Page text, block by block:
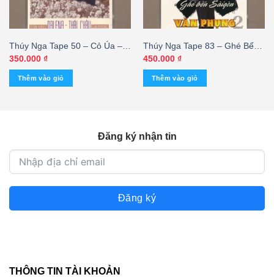
Thúy Nga Tape 50 – Cỏ Úa –
Thái Châu – Dalena (KGTUS)
350.000 ₫
Thêm vào giỏ
Thúy Nga Tape 83 – Ghé Bến
Sài Gòn – Văn Phụng 2
(KGTUS)
450.000 ₫
Thêm vào giỏ
Đăng ký nhận tin
Đăng ký
THÔNG TIN TÀI KHOẢN